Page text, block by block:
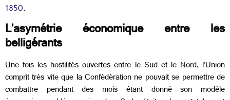
1850.
L’asymétrie économique entre les
belligérants
Une fois les hostilités ouvertes entre le Sud et le Nord, l’Union
comprit très vite que la Confédération ne pouvait se permettre de
combattre pendant des mois étant donné son modèle